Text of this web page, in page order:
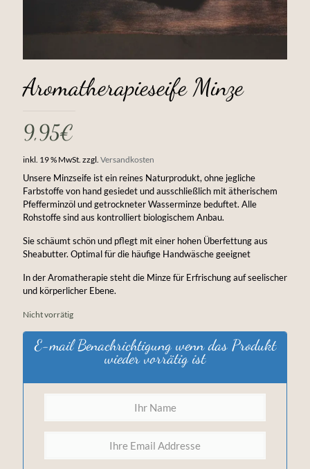
Aromatherapieseife Minze
9,95€
inkl. 19 % MwSt. zzgl. Versandkosten
Unsere Minzseife ist ein reines Naturprodukt, ohne jegliche
Farbstoffe von hand gesiedet und ausschließlich mit ätherischem
Pfefferminzöl und getrockneter Wasserminze beduftet. Alle
Rohstoffe sind aus kontrolliert biologischem Anbau.
Sie schäumt schön und pflegt mit einer hohen Überfettung aus
Sheabutter. Optimal für die häufige Handwäsche geeignet
In der Aromatherapie steht die Minze für Erfrischung auf seelischer
und körperlicher Ebene.
Nicht vorrätig
E-mail Benachrichtigung wenn das Produkt
wieder vorrätig ist